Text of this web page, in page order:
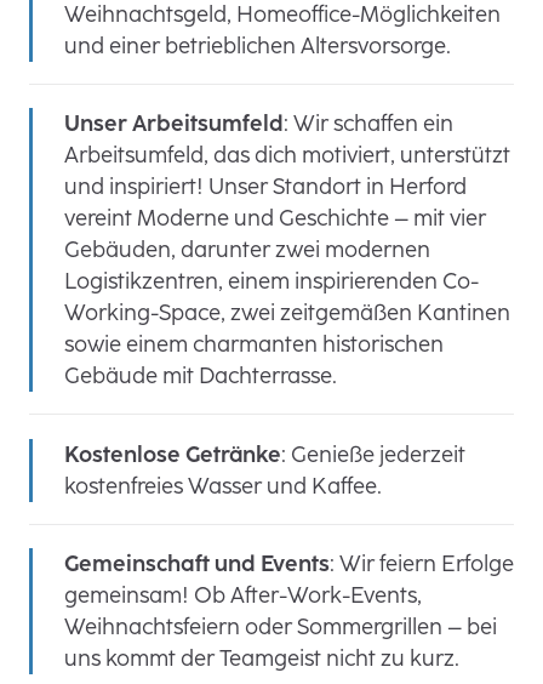
Weihnachtsgeld, Homeoffice-Möglichkeiten
und einer betrieblichen Altersvorsorge.
Unser Arbeitsumfeld: Wir schaffen ein
Arbeitsumfeld, das dich motiviert, unterstützt
und inspiriert! Unser Standort in Herford
vereint Moderne und Geschichte – mit vier
Gebäuden, darunter zwei modernen
Logistikzentren, einem inspirierenden Co-
Working-Space, zwei zeitgemäßen Kantinen
sowie einem charmanten historischen
Gebäude mit Dachterrasse.
Kostenlose Getränke: Genieße jederzeit
kostenfreies Wasser und Kaffee.
Gemeinschaft und Events: Wir feiern Erfolge
gemeinsam! Ob After-Work-Events,
Weihnachtsfeiern oder Sommergrillen – bei
uns kommt der Teamgeist nicht zu kurz.